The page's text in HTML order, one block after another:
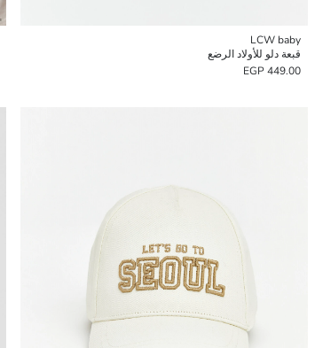
LCW baby
قبعة دلو للأولاد الرضع
449.00 EGP